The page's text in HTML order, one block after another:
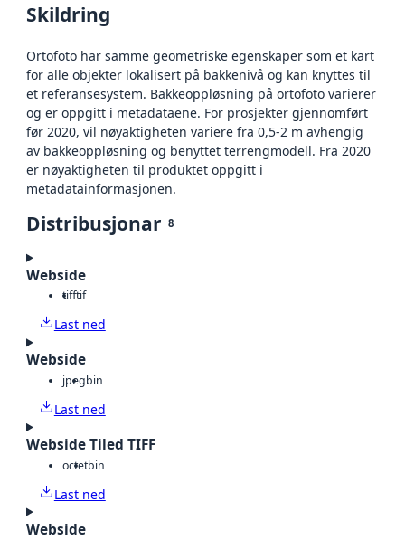
Skildring
Ortofoto har samme geometriske egenskaper som et kart
for alle objekter lokalisert på bakkenivå og kan knyttes til
et referansesystem. Bakkeoppløsning på ortofoto varierer
og er oppgitt i metadataene. For prosjekter gjennomført
før 2020, vil nøyaktigheten variere fra 0,5-2 m avhengig
av bakkeoppløsning og benyttet terrengmodell. Fra 2020
er nøyaktigheten til produktet oppgitt i
metadatainformasjonen.
Distribusjonar 8
Webside
tifftif
Last ned
Webside
jpegbin
Last ned
Webside Tiled TIFF
octetbin
Last ned
Webside